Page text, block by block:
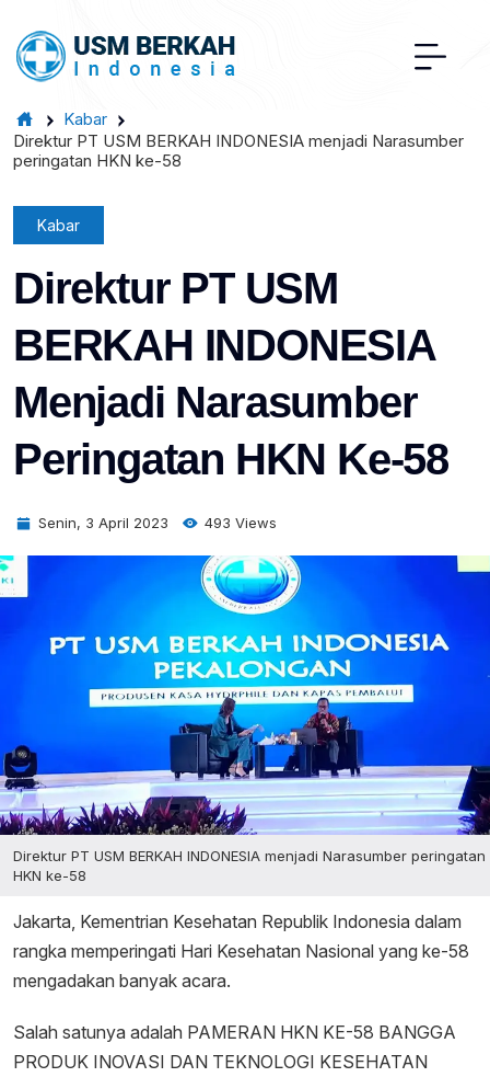
Kabar
Direktur PT USM BERKAH INDONESIA menjadi Narasumber
peringatan HKN ke-58
Kabar
Direktur PT USM
BERKAH INDONESIA
Menjadi Narasumber
Peringatan HKN Ke-58
Senin, 3 April 2023 493 Views
Direktur PT USM BERKAH INDONESIA menjadi Narasumber peringatan
HKN ke-58
Jakarta, Kementrian Kesehatan Republik Indonesia dalam
rangka memperingati Hari Kesehatan Nasional yang ke-58
mengadakan banyak acara.
Salah satunya adalah PAMERAN HKN KE-58 BANGGA
PRODUK INOVASI DAN TEKNOLOGI KESEHATAN